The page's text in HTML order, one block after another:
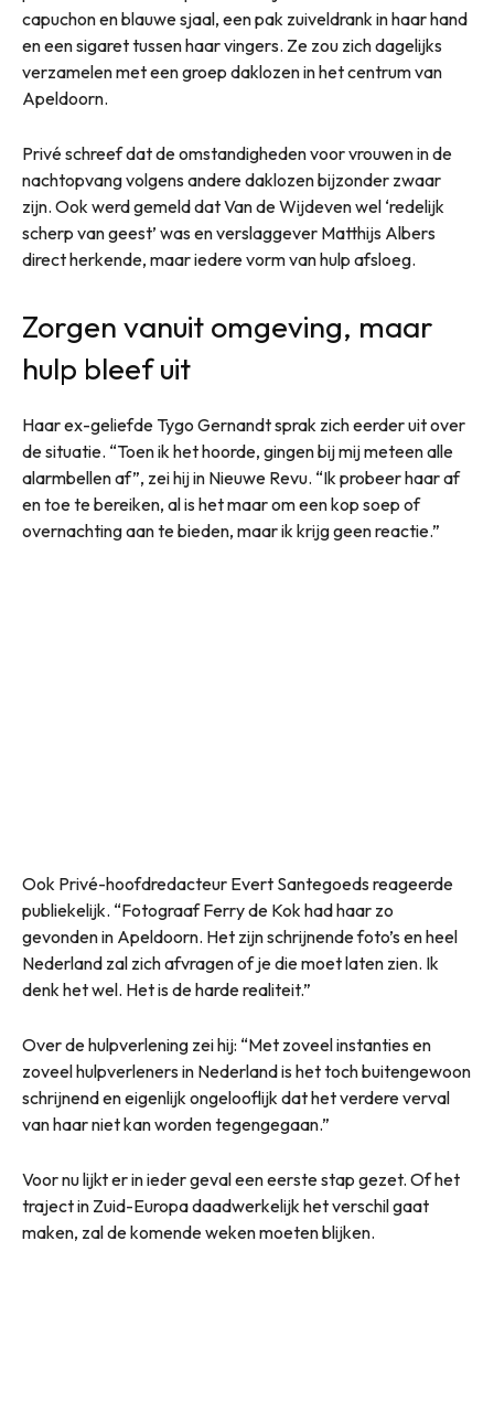
capuchon en blauwe sjaal, een pak zuiveldrank in haar hand
en een sigaret tussen haar vingers. Ze zou zich dagelijks
verzamelen met een groep daklozen in het centrum van
Apeldoorn.
Privé schreef dat de omstandigheden voor vrouwen in de
nachtopvang volgens andere daklozen bijzonder zwaar
zijn. Ook werd gemeld dat Van de Wijdeven wel ‘redelijk
scherp van geest’ was en verslaggever Matthijs Albers
direct herkende, maar iedere vorm van hulp afsloeg.
Zorgen vanuit omgeving, maar
hulp bleef uit
Haar ex-geliefde Tygo Gernandt sprak zich eerder uit over
de situatie. “Toen ik het hoorde, gingen bij mij meteen alle
alarmbellen af”, zei hij in Nieuwe Revu. “Ik probeer haar af
en toe te bereiken, al is het maar om een kop soep of
overnachting aan te bieden, maar ik krijg geen reactie.”
Ook Privé-hoofdredacteur Evert Santegoeds reageerde
publiekelijk. “Fotograaf Ferry de Kok had haar zo
gevonden in Apeldoorn. Het zijn schrijnende foto’s en heel
Nederland zal zich afvragen of je die moet laten zien. Ik
denk het wel. Het is de harde realiteit.”
Over de hulpverlening zei hij: “Met zoveel instanties en
zoveel hulpverleners in Nederland is het toch buitengewoon
schrijnend en eigenlijk ongelooflijk dat het verdere verval
van haar niet kan worden tegengegaan.”
Voor nu lijkt er in ieder geval een eerste stap gezet. Of het
traject in Zuid-Europa daadwerkelijk het verschil gaat
maken, zal de komende weken moeten blijken.